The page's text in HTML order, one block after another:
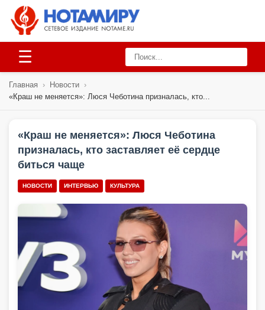
☰
Главная › Новости ›
«Краш не меняется»: Люся Чеботина призналась, кто...
«Краш не меняется»: Люся Чеботина
призналась, кто заставляет её сердце
биться чаще
НОВОСТИ ИНТЕРВЬЮ КУЛЬТУРА